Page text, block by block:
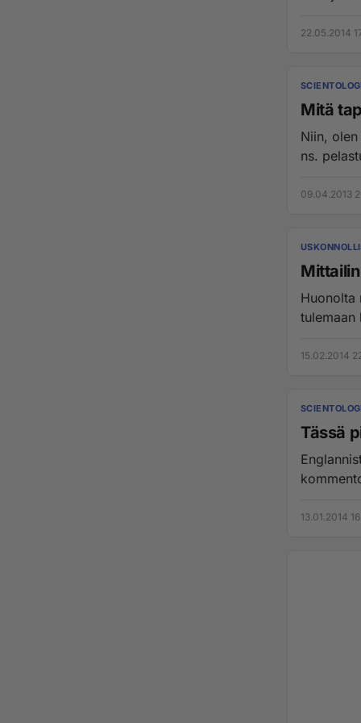
22.05.2014
Mitä
Niin,
ns.
09.04.2013
Huonolta näytti. Vähän potikkaa
15.02.2014
Tässä
13.01.2014